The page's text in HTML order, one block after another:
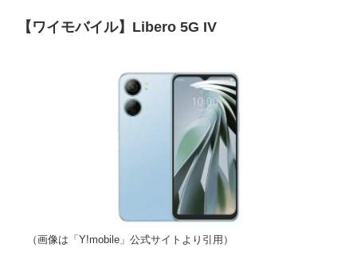
【ワイモバイル】Libero 5G IV
（画像は「Y!mobile」公式サイトより引用）